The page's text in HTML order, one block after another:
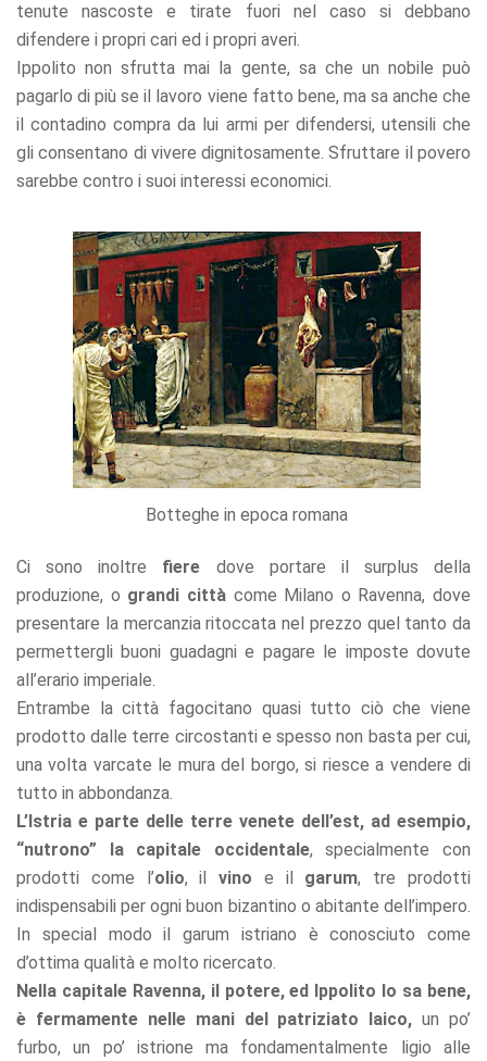
tenute nascoste e tirate fuori nel caso si debbano
difendere i propri cari ed i propri averi.
Ippolito non sfrutta mai la gente, sa che un nobile può
pagarlo di più se il lavoro viene fatto bene, ma sa anche che
il contadino compra da lui armi per difendersi, utensili che
gli consentano di vivere dignitosamente. Sfruttare il povero
sarebbe contro i suoi interessi economici.
Botteghe in epoca romana
Ci sono inoltre fiere dove portare il surplus della
produzione, o grandi città come Milano o Ravenna, dove
presentare la mercanzia ritoccata nel prezzo quel tanto da
permettergli buoni guadagni e pagare le imposte dovute
all’erario imperiale.
Entrambe la città fagocitano quasi tutto ciò che viene
prodotto dalle terre circostanti e spesso non basta per cui,
una volta varcate le mura del borgo, si riesce a vendere di
tutto in abbondanza.
L’Istria e parte delle terre venete dell’est, ad esempio,
“nutrono” la capitale occidentale, specialmente con
prodotti come l’olio, ilvino e il garum, tre prodotti
indispensabili per ogni buon bizantino o abitante dell’impero.
In special modo il garum istriano è conosciuto come
d’ottima qualità e molto ricercato.
Nella capitale Ravenna, il potere, ed Ippolito lo sa bene,
è fermamente nelle mani del patriziato laico,un po’
furbo, un po’ istrione ma fondamentalmente ligio alle